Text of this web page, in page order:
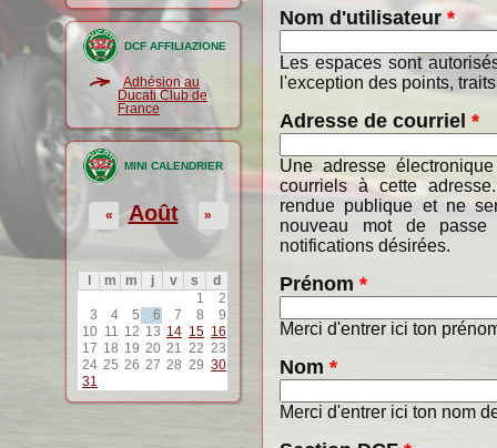
DCF AFFILIAZIONE
Adhésion au
Ducati Club de
France
MINI CALENDRIER
Août
« »
m m j v s
d
1
2
3
4 5 6 7 8
9
10 11 12 13 14 15 16
17 18 19 20 21 22 23
24 25 26 27 28 29 30
31
Nom d'utilisateur *
Les espaces sont
l'exception des points,
Adresse de courriel *
Une adresse
courriels à cette
rendue publique et ne
nouveau mot de
notifications désirées.
Prénom *
Merci d'entrer ici ton
Nom *
Merci d'entrer ici ton nom